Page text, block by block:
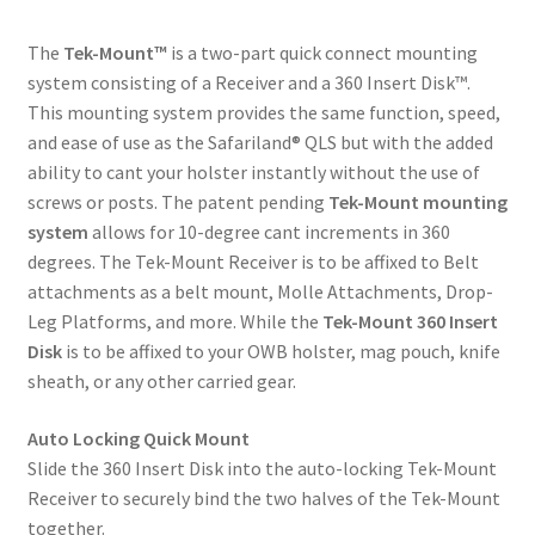
The Tek-Mount™ is a two-part quick connect mounting
system consisting of a Receiver and a 360 Insert Disk™.
This mounting system provides the same function, speed,
and ease of use as the Safariland® QLS but with the added
ability to cant your holster instantly without the use of
screws or posts. The patent pending Tek-Mount mounting
system allows for 10-degree cant increments in 360
degrees. The Tek-Mount Receiver is to be affixed to Belt
attachments as a belt mount, Molle Attachments, Drop-
Leg Platforms, and more. While the Tek-Mount 360 Insert
Diskis to be affixed to your OWB holster, mag pouch, knife
sheath, or any other carried gear.
Auto Locking Quick Mount
Slide the 360 Insert Disk into the auto-locking Tek-Mount
Receiver to securely bind the two halves of the Tek-Mount
together.